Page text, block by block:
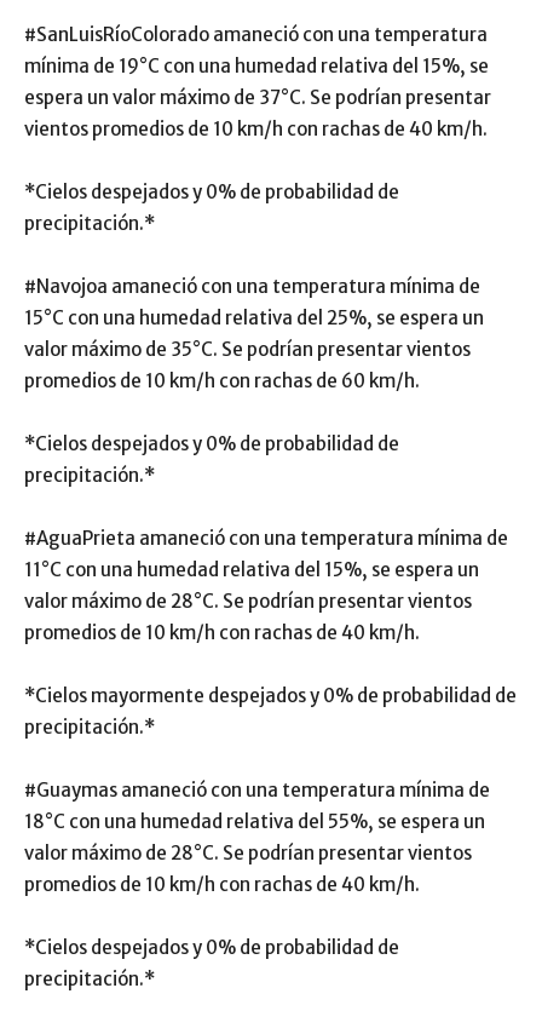
#SanLuisRíoColorado amaneció con una temperatura
mínima de 19°C con una humedad relativa del 15%, se
espera un valor máximo de 37°C. Se podrían presentar
vientos promedios de 10 km/h con rachas de 40 km/h.
*Cielos despejados y 0% de probabilidad de
precipitación.*
#Navojoa amaneció con una temperatura mínima de
15°C con una humedad relativa del 25%, se espera un
valor máximo de 35°C. Se podrían presentar vientos
promedios de 10 km/h con rachas de 60 km/h.
*Cielos despejados y 0% de probabilidad de
precipitación.*
#AguaPrieta amaneció con una temperatura mínima de
11°C con una humedad relativa del 15%, se espera un
valor máximo de 28°C. Se podrían presentar vientos
promedios de 10 km/h con rachas de 40 km/h.
*Cielos mayormente despejados y 0% de probabilidad de
precipitación.*
#Guaymas amaneció con una temperatura mínima de
18°C con una humedad relativa del 55%, se espera un
valor máximo de 28°C. Se podrían presentar vientos
promedios de 10 km/h con rachas de 40 km/h.
*Cielos despejados y 0% de probabilidad de
precipitación.*